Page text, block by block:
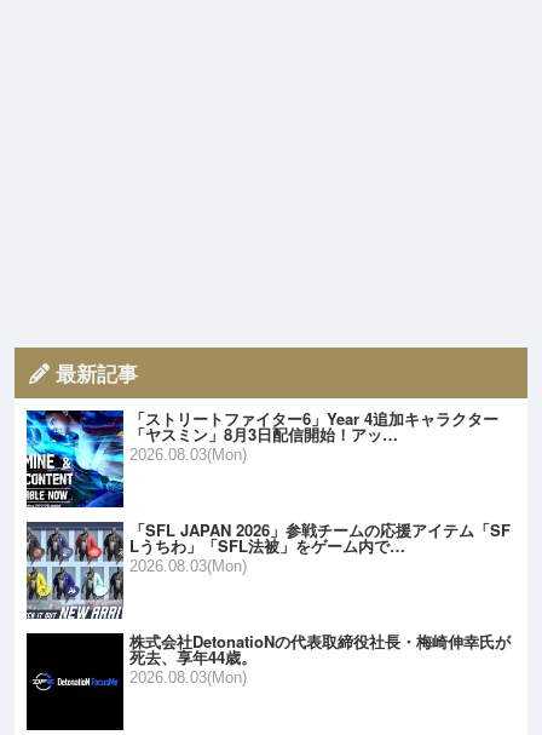
最新記事
「ストリートファイター6」Year 4追加キャラクター
「ヤスミン」8月3日配信開始！アッ…
2026.08.03(Mon)
「SFL JAPAN 2026」参戦チームの応援アイテム「SF
Lうちわ」「SFL法被」をゲーム内で…
2026.08.03(Mon)
株式会社DetonatioNの代表取締役社長・梅崎伸幸氏が
死去、享年44歳。
2026.08.03(Mon)